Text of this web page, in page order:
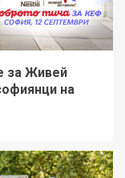
за Живей
на